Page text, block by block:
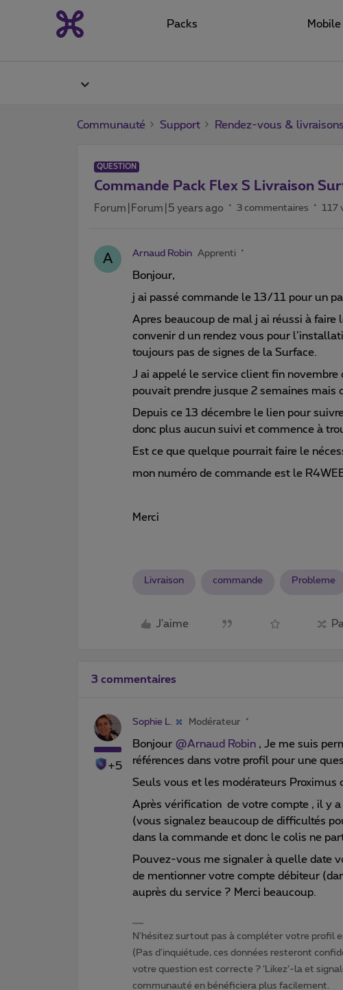
Packs Mobile
Communauté Support Rendez-vous & livraisons
QUESTION
Commande Pack Flex S Livraison
Forum|Forum|5 years ago 3 commentaires 117
A Arnaud Robin Apprenti
Bonjour,
j ai passé commande le 13/11 pour un
Apres beaucoup de mal j ai réussi à
convenir d un rendez vous pour
toujours pas de signes de la Surface.
J ai appelé le service client fin
pouvait prendre jusque 2 semaines mais
Depuis ce 13 décembre le lien pour
donc plus aucun suivi et commence à
Est ce que quelque pourrait faire le
mon numéro de commande est le
Merci
Livraison commande Probleme
J'aime
3 commentaires
+5
Sophie L. Modérateur
Bonjour @Arnaud Robin , Je me suis
références dans votre profil pour une
Seuls vous et les modérateurs Proximus
Après vérification de votre compte , il y
(vous signalez beaucoup de difficultés
dans la commande et donc le colis ne part
Pouvez-vous me signaler à quelle date
de mentionner votre compte débiteur
auprès du service ? Merci beaucoup.
N'hésitez surtout pas à compléter votre profil
(Pas d'inquiétude, ces données resteront
votre question est correcte ? ‘Likez’-la et
communauté en bénéficiera plus facilement.